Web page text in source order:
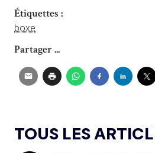
Étiquettes :
boxe
Partager ...
TOUS LES